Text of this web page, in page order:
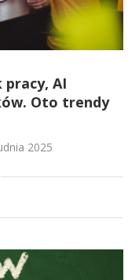
pracy, AI
Oto trendy
2025